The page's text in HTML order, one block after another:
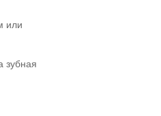
или
зубная